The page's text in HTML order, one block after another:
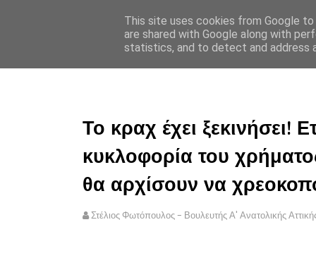
ΣΤΕΛΙΟΣ ΦΩΤΟΠΟΥΛΟΣ
Το κραχ έχει ξεκινήσει!
κυκλοφορία του
θα αρχίσουν να
Στέλιος Φωτόπουλος - Βουλευτής Α' Ανατολικής
This site uses cookies from Google
are shared with Google along with
statistics, and to detect and address